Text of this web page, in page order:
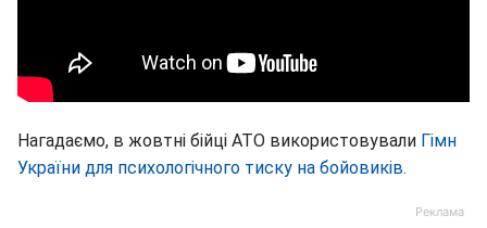
Нагадаємо, в жовтні бійці АТО використовували Гімн
України для психологічного тиску на бойовиків.